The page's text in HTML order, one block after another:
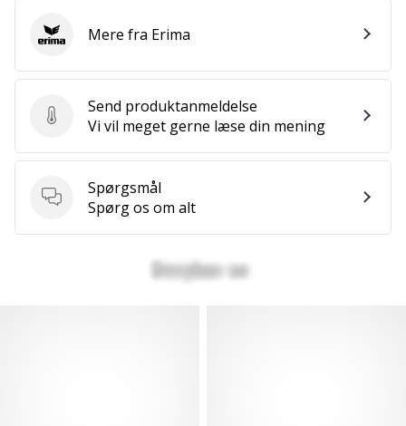
Send produktanmeldelse
Send produktanmeldelse
Vi vil meget gerne læse din mening
Spørgsmål
Spørgsmål
Spørg os om alt
ErimaMere fra Erima